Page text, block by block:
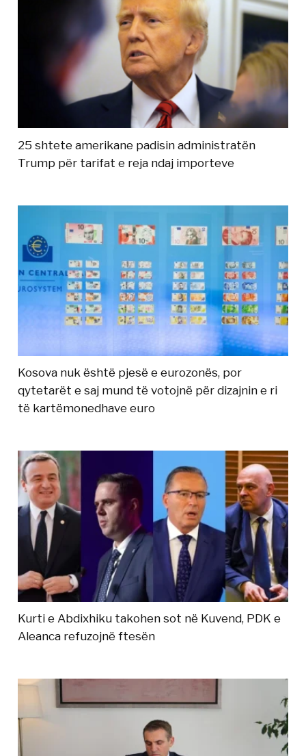
25 shtete amerikane padisin administratën
Trump për tarifat e reja ndaj importeve
Kosova nuk është pjesë e eurozonës, por
qytetarët e saj mund të votojnë për dizajnin e ri
të kartëmonedhave euro
Kurti e Abdixhiku takohen sot në Kuvend, PDK e
Aleanca refuzojnë ftesën